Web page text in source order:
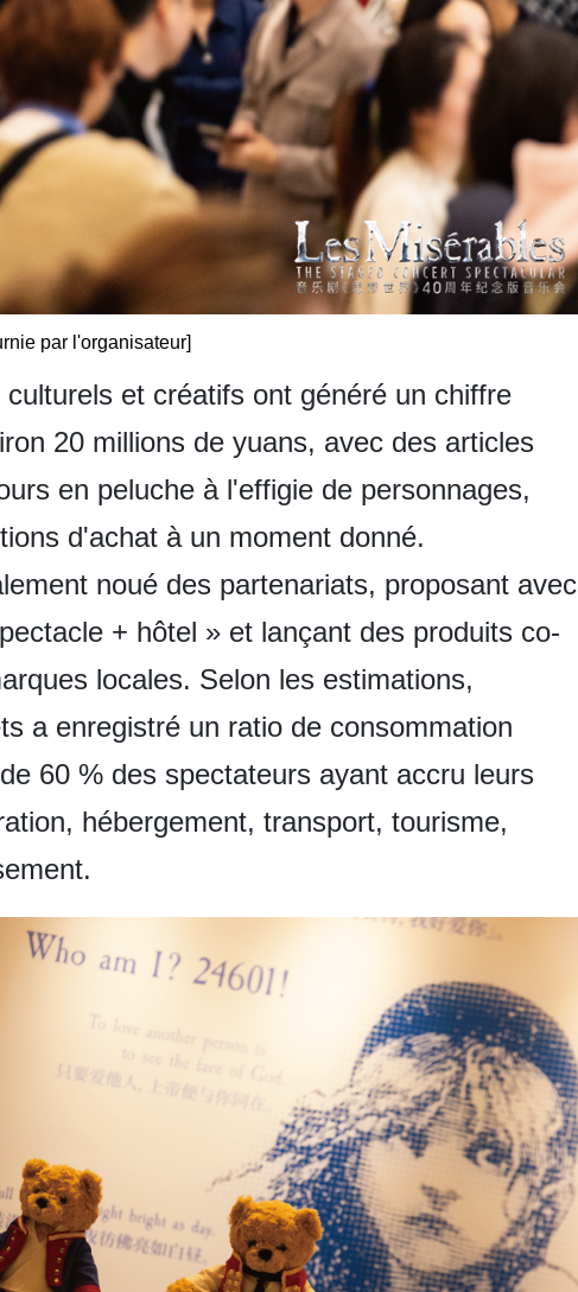
par l'organisateur]
et créatifs ont généré un chiffre
20 millions de yuans, avec des articles
en peluche à l'effigie de personnages,
d'achat à un moment donné.
noué des partenariats, proposant avec
+ hôtel » et lançant des produits co-
locales. Selon les estimations,
a enregistré un ratio de consommation
60 % des spectateurs ayant accru leurs
hébergement, transport, tourisme,